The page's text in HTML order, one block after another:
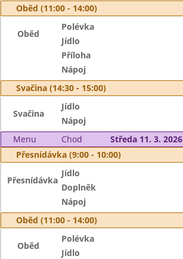
Oběd (11:00 - 14:00)
Oběd
Polévka
Jídlo
Příloha
Nápoj
Svačina (14:30 - 15:00)
Svačina
Jídlo
Nápoj
Menu
Chod
Středa 11. 3. 2026
Přesnídávka (9:00 - 10:00)
Přesnídávka
Jídlo
Doplněk
Nápoj
Oběd (11:00 - 14:00)
Oběd
Polévka
Jídlo